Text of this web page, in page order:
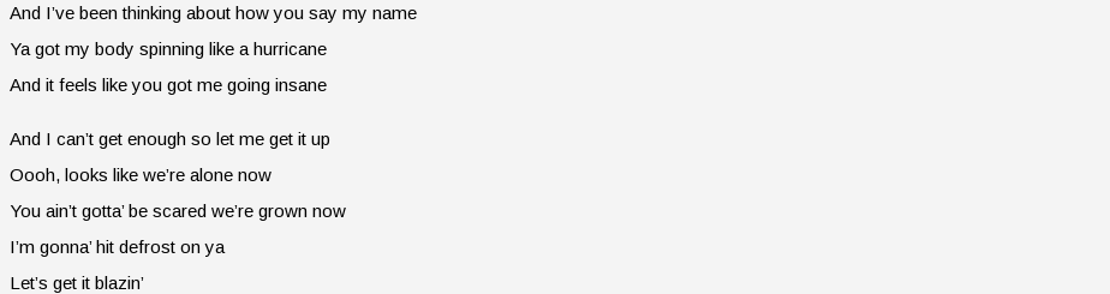
And I’ve been thinking about how you say my name
Ya got my body spinning like a hurricane
And it feels like you got me going insane
And I can’t get enough so let me get it up
Oooh, looks like we’re alone now
You ain’t gotta’ be scared we’re grown now
I’m gonna’ hit defrost on ya
Let’s get it blazin’